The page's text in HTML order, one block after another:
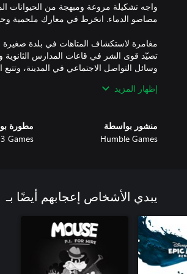
واجه تشكيلة مروعة ومبهجة من الحيوانات
تصيّد قوى الشر في قاعات المدارس
وسائل التواصل الاجتماعي في المدينة،
الدماء. احرص على تقديم المساعدة وتكوين
ابحث عن الجحافل الشيطانية من خلال
إظهار المزيد
منشور بواسطة
Humble Games
مطورة
Games
يبدي الأشخاص إعجابهم أيضًا بـ